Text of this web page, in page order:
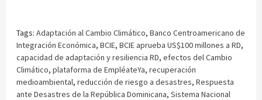
Tags: Adaptación al Cambio Climático, Banco Centroamericano de
Integración Económica, BCIE, BCIE aprueba US$100 millones a RD,
capacidad de adaptación y resiliencia RD, efectos del Cambio
Climático, plataforma de EmpléateYa, recuperación
medioambiental, reducción de riesgo a desastres, Respuesta
ante Desastres de la República Dominicana, Sistema Nacional